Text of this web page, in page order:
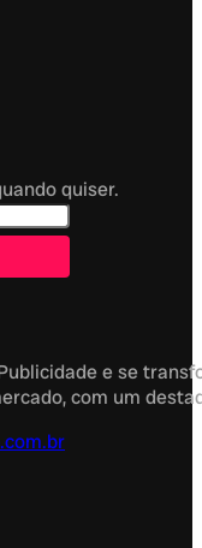
quiser.
e se
com um